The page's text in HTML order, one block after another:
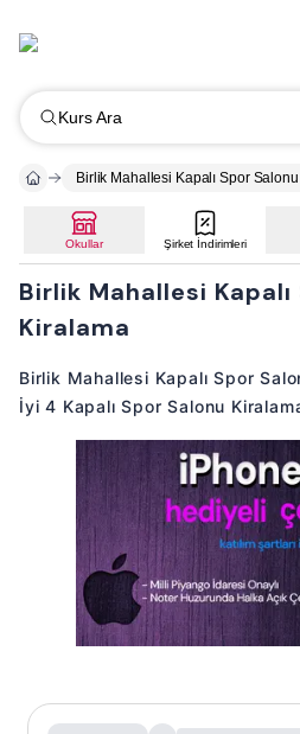
Kurs Ara
Birlik Mahallesi Kapalı Spor
Okullar Şirket İndirimleri
Birlik Mahallesi Kapalı
Kiralama
Birlik Mahallesi Kapalı Spor
İyi 4 Kapalı Spor Salonu